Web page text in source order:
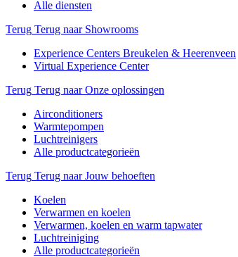
Alle diensten
Terug Terug naar Showrooms
Experience Centers Breukelen & Heerenveen
Virtual Experience Center
Terug Terug naar Onze oplossingen
Airconditioners
Warmtepompen
Luchtreinigers
Alle productcategorieën
Terug Terug naar Jouw behoeften
Koelen
Verwarmen en koelen
Verwarmen, koelen en warm tapwater
Luchtreiniging
Alle productcategorieën